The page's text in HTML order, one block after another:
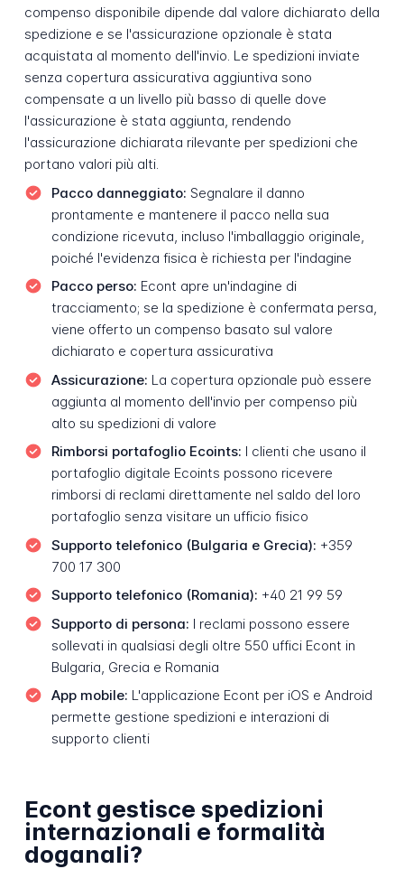
compenso disponibile dipende dal valore dichiarato della
spedizione e se l'assicurazione opzionale è stata
acquistata al momento dell'invio. Le spedizioni inviate
senza copertura assicurativa aggiuntiva sono
compensate a un livello più basso di quelle dove
l'assicurazione è stata aggiunta, rendendo
l'assicurazione dichiarata rilevante per spedizioni che
portano valori più alti.
Pacco danneggiato: Segnalare il danno
prontamente e mantenere il pacco nella sua
condizione ricevuta, incluso l'imballaggio originale,
poiché l'evidenza fisica è richiesta per l'indagine
Pacco perso: Econt apre un'indagine di
tracciamento; se la spedizione è confermata persa,
viene offerto un compenso basato sul valore
dichiarato e copertura assicurativa
Assicurazione: La copertura opzionale può essere
aggiunta al momento dell'invio per compenso più
alto su spedizioni di valore
Rimborsi portafoglio Ecoints: I clienti che usano il
portafoglio digitale Ecoints possono ricevere
rimborsi di reclami direttamente nel saldo del loro
portafoglio senza visitare un ufficio fisico
Supporto telefonico (Bulgaria e Grecia): +359
700 17 300
Supporto telefonico (Romania): +40 21 99 59
Supporto di persona: I reclami possono essere
sollevati in qualsiasi degli oltre 550 uffici Econt in
Bulgaria, Grecia e Romania
App mobile: L'applicazione Econt per iOS e Android
permette gestione spedizioni e interazioni di
supporto clienti
Econt gestisce spedizioni
internazionali e formalità
doganali?